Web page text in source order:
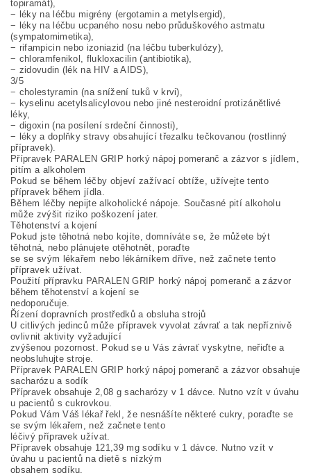
topiramát),
− léky na léčbu migrény (ergotamin a metylsergid),
− léky na léčbu ucpaného nosu nebo průduškového astmatu
(sympatomimetika),
− rifampicin nebo izoniazid (na léčbu tuberkulózy),
− chloramfenikol, flukloxacilin (antibiotika),
− zidovudin (lék na HIV a AIDS),
3/5
− cholestyramin (na snížení tuků v krvi),
− kyselinu acetylsalicylovou nebo jiné nesteroidní protizánětlivé
léky,
− digoxin (na posílení srdeční činnosti),
− léky a doplňky stravy obsahující třezalku tečkovanou (rostlinný
přípravek).
Přípravek PARALEN GRIP horký nápoj pomeranč a zázvor s jídlem,
pitím a alkoholem
Pokud se během léčby objeví zažívací obtíže, užívejte tento
přípravek během jídla.
Během léčby nepijte alkoholické nápoje. Současné pití alkoholu
může zvýšit riziko poškození jater.
Těhotenství a kojení
Pokud jste těhotná nebo kojíte, domníváte se, že můžete být
těhotná, nebo plánujete otěhotnět, poraďte
se se svým lékařem nebo lékárníkem dříve, než začnete tento
přípravek užívat.
Použití přípravku PARALEN GRIP horký nápoj pomeranč a zázvor
během těhotenství a kojení se
nedoporučuje.
Řízení dopravních prostředků a obsluha strojů
U citlivých jedinců může přípravek vyvolat závrať a tak nepříznivě
ovlivnit aktivity vyžadující
zvýšenou pozornost. Pokud se u Vás závrať vyskytne, neřiďte a
neobsluhujte stroje.
Přípravek PARALEN GRIP horký nápoj pomeranč a zázvor obsahuje
sacharózu a sodík
Přípravek obsahuje 2,08 g sacharózy v 1 dávce. Nutno vzít v úvahu
u pacientů s cukrovkou.
Pokud Vám Váš lékař řekl, že nesnášíte některé cukry, poraďte se
se svým lékařem, než začnete tento
léčivý přípravek užívat.
Přípravek obsahuje 121,39 mg sodíku v 1 dávce. Nutno vzít v
úvahu u pacientů na dietě s nízkým
obsahem sodíku.